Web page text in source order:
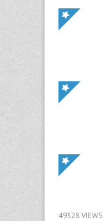
49328 VIEWS